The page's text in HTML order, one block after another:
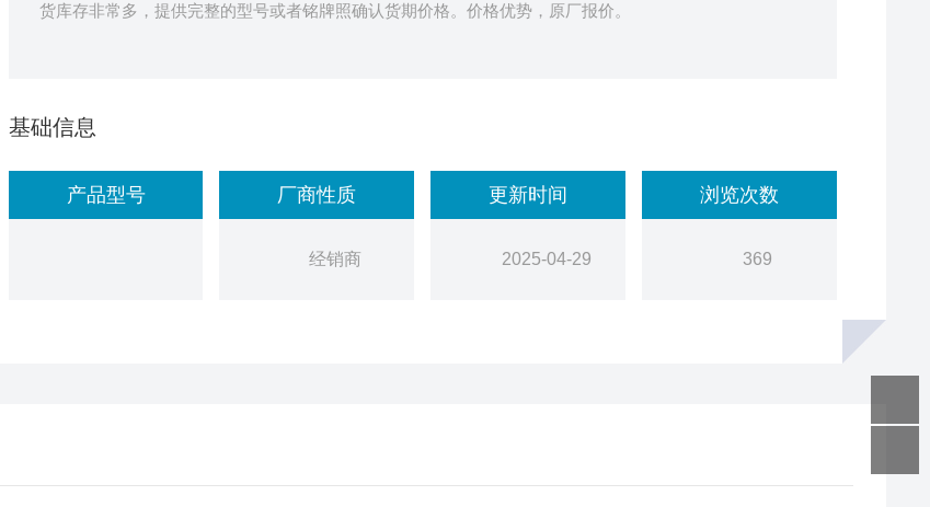
货库存非常多，提供完整的型号或者铭牌照确认货期价格。价格优势，原厂报价。
基础信息
产品型号 厂商性质
经销商
更新时间
2025-04-29
浏览次数
369